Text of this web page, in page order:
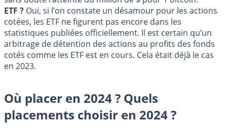
ETF ? Oui, si l’on constate un désamour pour les actions
cotées, les ETF ne figurent pas encore dans les
statistiques publiées officiellement. Il est certain qu’un
arbitrage de détention des actions au profits des fonds
cotés comme les ETF est en cours. Cela était déjà le cas
en 2023.
Où placer en 2024 ? Quels
placements choisir en 2024 ?